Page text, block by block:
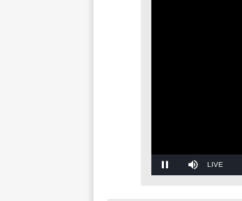
Mute Stream